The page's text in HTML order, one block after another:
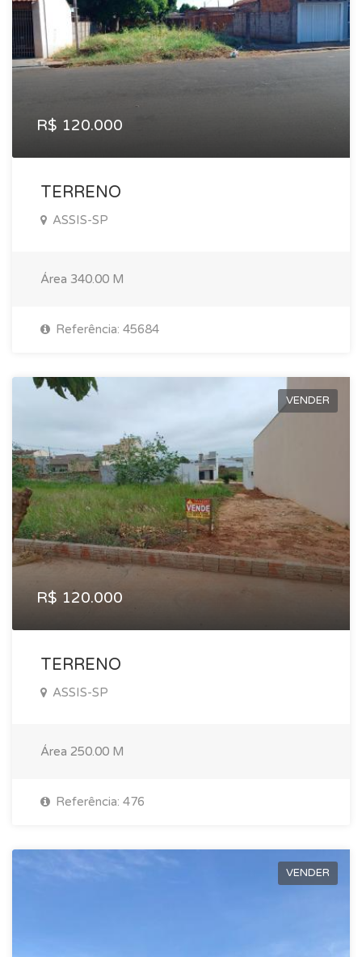
R$ 120.000
TERRENO
ASSIS-SP
Área 340.00 M
Referência: 45684
VENDER
R$ 120.000
TERRENO
ASSIS-SP
Área 250.00 M
Referência: 476
VENDER